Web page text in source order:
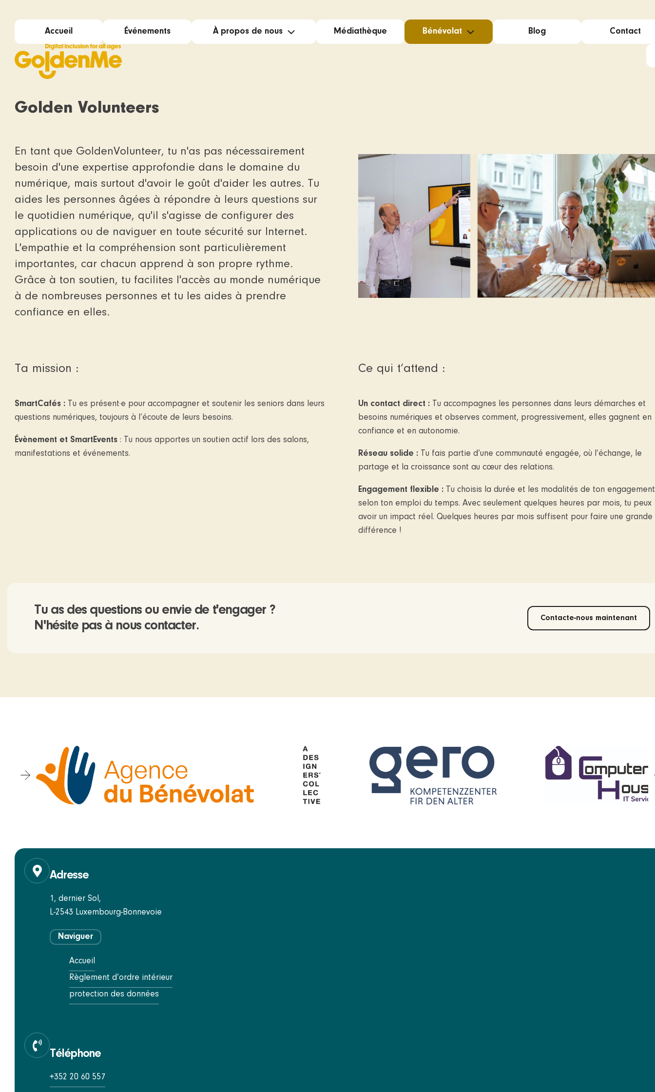
Accueil Événements À propos de nous
Mission et vision Activités Équipe
Médiathèque Bénévolat Blog Contact
Golden Volunteers
En tant que GoldenVolunteer, tu n'as pas nécessairement
besoin d'une expertise approfondie dans le domaine du
numérique, mais surtout d'avoir le goût d'aider les autres. Tu
aides les personnes âgées à répondre à leurs questions sur
le quotidien numérique, qu'il s'agisse de configurer des
applications ou de naviguer en toute sécurité sur Internet.
L'empathie et la compréhension sont particulièrement
importantes, car chacun apprend à son propre rythme.
Grâce à ton soutien, tu facilites l'accès au monde numérique
à de nombreuses personnes et tu les aides à prendre
confiance en elles.
Ta mission :
SmartCafés : Tu es présent·e pour accompagner et soutenir les seniors dans leurs
questions numériques, toujours à l’écoute de leurs besoins.
Évènement et SmartEvents : Tu nous apportes un soutien actif lors des salons,
manifestations et événements.
Ce qui t‘attend :
Un contact direct : Tu accompagnes les personnes dans leurs démarches et
besoins numériques et observes comment, progressivement, elles gagnent en
confiance et en autonomie.
Réseau solide : Tu fais partie d’une communauté engagée, où l’échange, le
partage et la croissance sont au cœur des relations.
Engagement flexible : Tu choisis la durée et les modalités de ton
selon ton emploi du temps. Avec seulement quelques heures par mois, tu peux
avoir un impact réel. Quelques heures par mois suffisent pour faire une grande
différence !
Tu as des questions ou envie de t'engager ?
N'hésite pas à nous contacter.
Contacte-nous maintenant
Adresse
1, dernier Sol,
L-2543 Luxembourg-Bonnevoie
Naviguer
Accueil
Règlement d’ordre intérieur
protection des données
Téléphone
+352 20 60 557